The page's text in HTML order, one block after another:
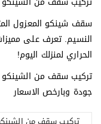
سقف شينكو المعزول
النسيم. تعرف على
الحراري لمنزلك اليوم!
‏تركيب سقف من الشينكو
جودة وبارخص الاسعار